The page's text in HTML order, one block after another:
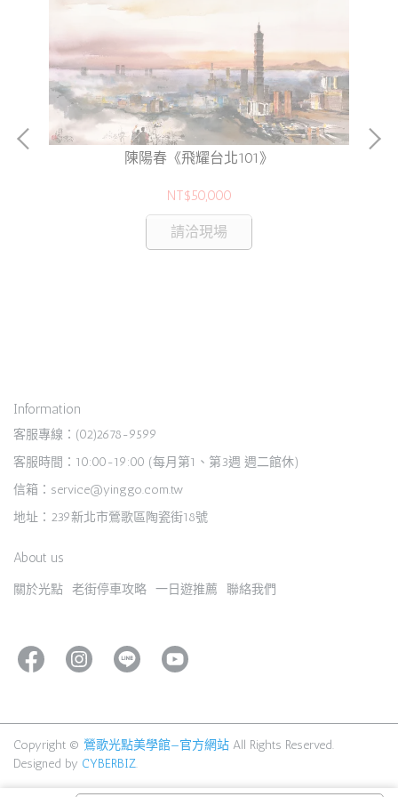
陳陽春《飛耀台北101》
NT$50,000
請洽現場
Information
客服專線：(02)2678-9599
客服時間：10:00-19:00 (每月第1、第3週 週二館休)
信箱：service@yinggo.com.tw
地址：239新北市鶯歌區陶瓷街18號
About us
關於光點 老街停車攻略 一日遊推薦 聯絡我們
Copyright © 鶯歌光點美學館—官方網站 All Rights Reserved.
Designed by CYBERBIZ.